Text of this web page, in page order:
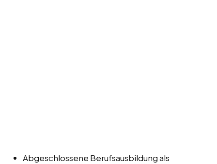
Abgeschlossene Berufsausbildung als